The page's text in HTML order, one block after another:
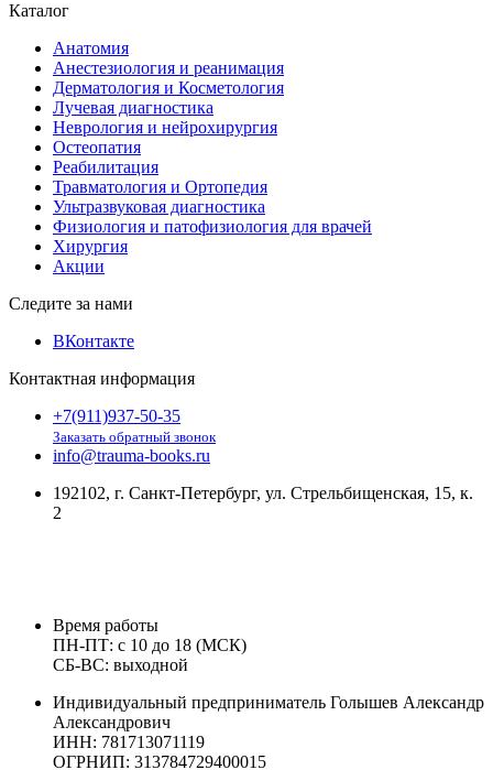
Каталог
Анатомия
Анестезиология и реанимация
Дерматология и Косметология
Лучевая диагностика
Неврология и нейрохирургия
Остеопатия
Реабилитация
Травматология и Ортопедия
Ультразвуковая диагностика
Физиология и патофизиология для врачей
Хирургия
Акции
Следите за нами
ВКонтакте
Контактная информация
+7(911)937-50-35
Заказать обратный звонок
info@trauma-books.ru
192102, г. Санкт-Петербург, ул. Стрельбищенская, 15, к.
2
Время работы
ПН-ПТ: с 10 до 18 (МСК)
СБ-ВС: выходной
Индивидуальный предприниматель Голышев Александр
Александрович
ИНН: 781713071119
ОГРНИП: 313784729400015